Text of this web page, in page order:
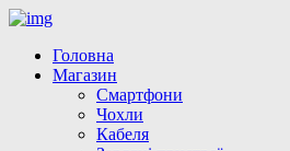
Головна
Магазин
Смартфони
Чохли
Кабеля